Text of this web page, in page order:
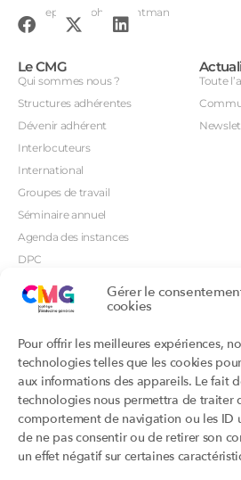
Gérer le
cookies
Pour offrir les meilleures expériences,
technologies telles que les cookies
aux informations des appareils. Le fait
technologies nous permettra de traiter
comportement de navigation ou les ID
de ne pas consentir ou de retirer son
un effet négatif sur certaines
Conception : John Brightman
Le CMG
Qui sommes nous ?
Structures adhérentes
Dévenir adhérent
Interlocuteurs
International
Groupes de travail
Séminaire annuel
Agenda des instances
DPC
Orientations prioritaires
Toute
Productions
Productions du Collège
Productions des structures
adhérentes
Labellisation
Addictions et médecine générale
Et si c’était une maladie rare ?
Toutes
la